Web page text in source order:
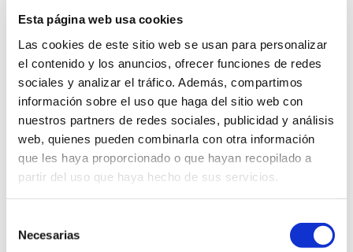
Esta página web usa cookies
Las cookies de este sitio web se usan para personalizar
el contenido y los anuncios, ofrecer funciones de redes
sociales y analizar el tráfico. Además, compartimos
información sobre el uso que haga del sitio web con
nuestros partners de redes sociales, publicidad y análisis
web, quienes pueden combinarla con otra información
que les haya proporcionado o que hayan recopilado a
partir del uso que haya hecho de sus servicios.
Necesarias
estudian en esta academia creada por Juanlu Puelles y
Christophe Morin (violoncello), Helena Satue (violin), Juanlu
Puelles (clarinete) y Vicente Alberola (director). Es
imprescindible registrarse previamente como medida de
seguridad por el Covid-19 llamando al telf. 96 5794344, de
lunes a jueves en horario de 8 a 14h y los viernes de 8 a 12h.
Precio Gratuito